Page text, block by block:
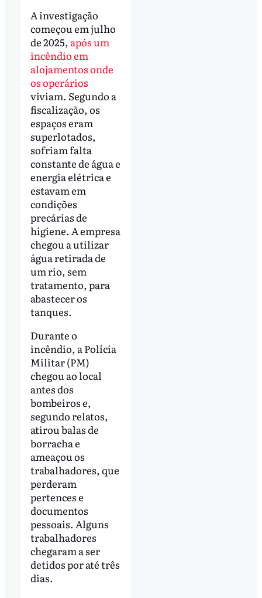
A investigação
começou em julho
de 2025, após um
incêndio em
alojamentos onde
os operários
viviam. Segundo a
fiscalização, os
espaços eram
superlotados,
sofriam falta
constante de água e
energia elétrica e
estavam em
condições
precárias de
higiene. A empresa
chegou a utilizar
água retirada de
um rio, sem
tratamento, para
abastecer os
tanques.
Durante o
incêndio, a Polícia
Militar (PM)
chegou ao local
antes dos
bombeiros e,
segundo relatos,
atirou balas de
borracha e
ameaçou os
trabalhadores, que
perderam
pertences e
documentos
pessoais. Alguns
trabalhadores
chegaram a ser
detidos por até três
dias.